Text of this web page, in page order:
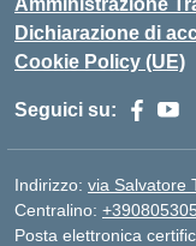
Amministrazione
Dichiarazione di
Cookie Policy (UE)
Seguici su:
Indirizzo: via Salvatore
Centralino:
Posta elettronica